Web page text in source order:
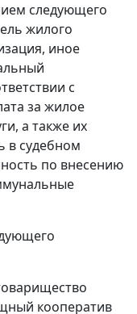
следующего
жилого
иное
с
за жилое
а также их
в судебном
по внесению
кооператив